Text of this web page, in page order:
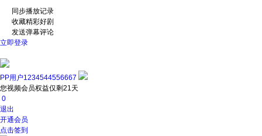
同步播放记录
收藏精彩好剧
发送弹幕评论
立即登录
PP用户1234544556667
您视频会员权益仅剩21天
0
退出
开通会员
点击签到